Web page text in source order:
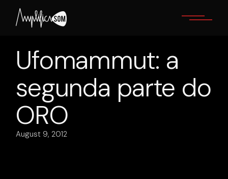
content
Ufomammut: a
segunda parte do
ORO
August 9, 2012